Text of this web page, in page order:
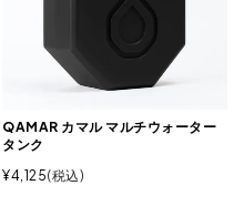
QAMAR カマル マルチウォーター
タンク
¥4,125 税込